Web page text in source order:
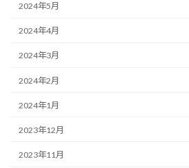
2024年5月
2024年4月
2024年3月
2024年2月
2024年1月
2023年12月
2023年11月